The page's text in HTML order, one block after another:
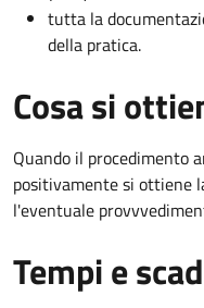
tutta la
della pratica.
Cosa si
Quando il procedimento
positivamente si ottiene
l'eventuale
Tempi e